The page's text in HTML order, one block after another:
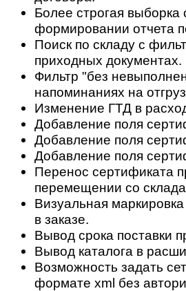
Более строгая выборка
формировании отчета
Поиск по складу с
приходных документах.
Фильтр "без
напоминаниях на
Изменение ГТД в
Добавление поля
Добавление поля
Добавление поля
Перенос сертификата
перемещении со
Визуальная
в заказе.
Вывод срока поставки
Вывод каталога в
Возможность задать
формате xml без